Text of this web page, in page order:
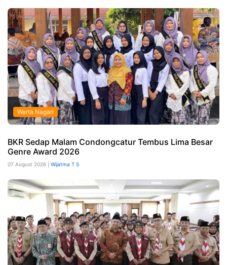
Warta Nagari
BKR Sedap Malam Condongcatur Tembus Lima Besar
Genre Award 2026
07 August 2026 | Wijatma T S